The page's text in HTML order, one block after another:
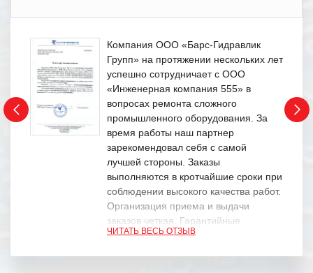
Компания ООО «Барс-Гидравлик
Групп» на протяжении нескольких лет
успешно сотрудничает с ООО
«Инженерная компания 555» в
вопросах ремонта сложного
промышленного оборудования. За
время работы наш партнер
зарекомендовал себя с самой
лучшей стороны. Заказы
выполняются в кротчайшие сроки при
соблюдении высокого качества работ.
Организация приема и выдачи
заказов четкая. Гарантийные
обязательства выполняются в
ЧИТАТЬ ВЕСЬ ОТЗЫВ